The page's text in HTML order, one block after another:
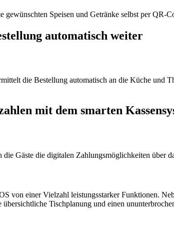
gewünschten Speisen und Getränke selbst per QR-
automatisch weiter
die Bestellung automatisch an die Küche
mit dem smarten
Gäste die digitalen Zahlungsmöglichkeiten über
von einer Vielzahl leistungsstarker Funktionen.
Tischplanung und einen